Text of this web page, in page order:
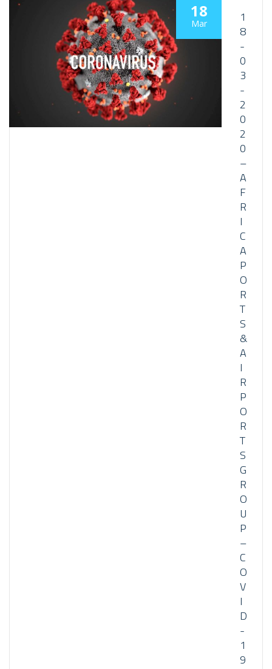
18
Mar
1
8
-
0
3
-
2
0
2
0
–
A
F
R
I
C
A
P
O
R
T
S
&
A
I
R
P
O
R
T
S
G
R
O
U
P
–
C
O
V
I
D
-
1
9